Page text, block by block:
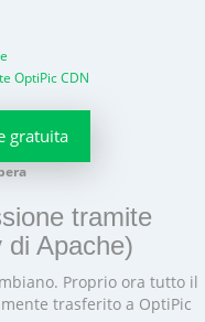
OptiPic CDN
gratuita
tramite
di Apache)
Proprio ora tutto il
trasferito a OptiPic